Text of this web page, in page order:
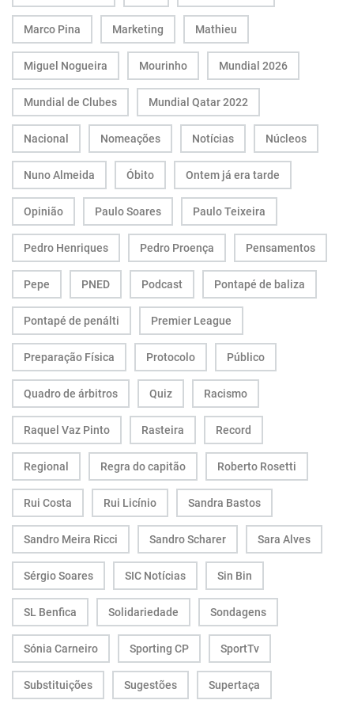
Marco Pina Marketing Mathieu
Miguel Nogueira Mourinho Mundial 2026
Mundial de Clubes Mundial Qatar 2022
Nacional Nomeações Notícias Núcleos
Nuno Almeida Óbito Ontem já era tarde
Opinião Paulo Soares Paulo Teixeira
Pedro Henriques Pedro Proença Pensamentos
Pepe PNED Podcast Pontapé de baliza
Pontapé de penálti Premier League
Preparação Física Protocolo Público
Quadro de árbitros Quiz Racismo
Raquel Vaz Pinto Rasteira Record
Regional Regra do capitão Roberto Rosetti
Rui Costa Rui Licínio Sandra Bastos
Sandro Meira Ricci Sandro Scharer Sara Alves
Sérgio Soares SIC Notícias Sin Bin
SL Benfica Solidariedade Sondagens
Sónia Carneiro Sporting CP SportTv
Substituições Sugestões Supertaça